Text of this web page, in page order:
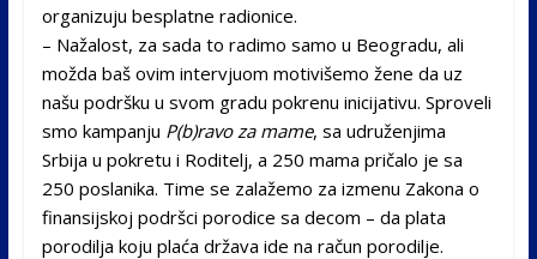
organizuju besplatne radionice.
– Nažalost, za sada to radimo samo u Beogradu, ali
možda baš ovim intervjuom motivišemo žene da uz
našu podršku u svom gradu pokrenu inicijativu. Sproveli
smo kampanju P(b)ravo za mame, sa udruženjima
Srbija u pokretu i Roditelj, a 250 mama pričalo je sa
250 poslanika. Time se zalažemo za izmenu Zakona o
finansijskoj podršci porodice sa decom – da plata
porodilja koju plaća država ide na račun porodilje.